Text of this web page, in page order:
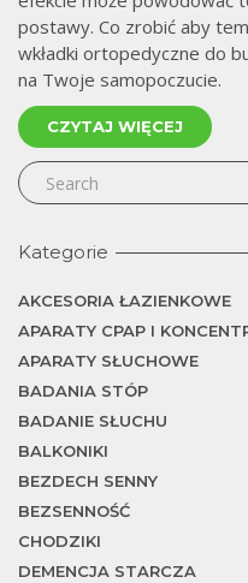
postawy. Co zrobić aby
wkładki ortopedyczne do
na Twoje samopoczucie.
CZYTAJ WIĘCEJ
Kategorie
AKCESORIA ŁAZIENKOWE
APARATY CPAP I
APARATY SŁUCHOWE
BADANIA STÓP
BADANIE SŁUCHU
BALKONIKI
BEZDECH SENNY
BEZSENNOŚĆ
CHODZIKI
DEMENCJA STARCZA